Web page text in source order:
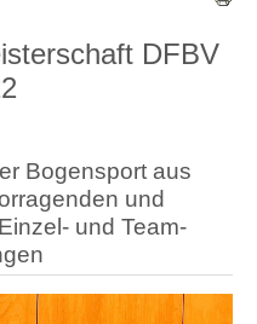
DFBV
Bogensport aus
und
und Team-